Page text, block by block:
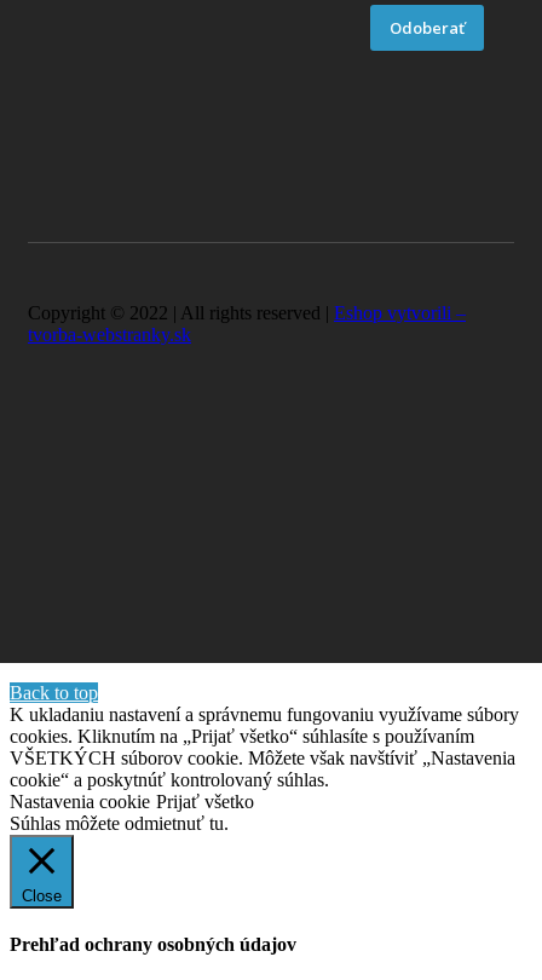
Odoberať
Copyright © 2022 | All rights reserved | Eshop vytvorili –
tvorba-webstranky.sk
Back to top
K ukladaniu nastavení a správnemu fungovaniu využívame súbory
cookies. Kliknutím na „Prijať všetko“ súhlasíte s používaním
VŠETKÝCH súborov cookie. Môžete však navštíviť „Nastavenia
cookie“ a poskytnúť kontrolovaný súhlas.
Nastavenia cookie Prijať všetko
Súhlas môžete odmietnuť tu.
Close
Prehľad ochrany osobných údajov